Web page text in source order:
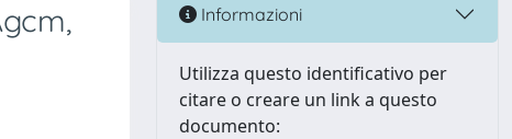
Informazioni
Utilizza questo identificativo per
citare o creare un link a questo
documento: